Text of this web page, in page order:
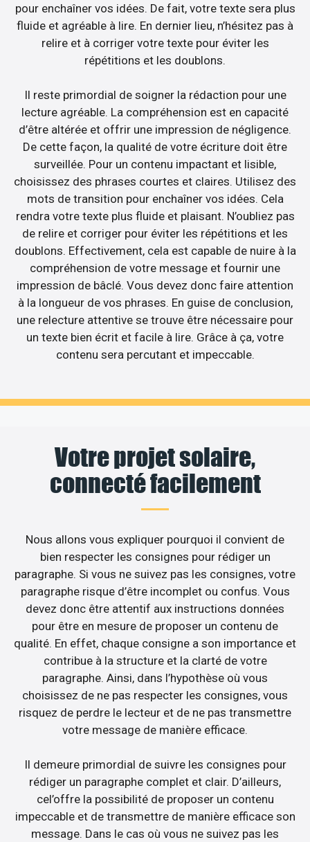
pour enchaîner vos idées. De fait, votre texte sera plus
fluide et agréable à lire. En dernier lieu, n’hésitez pas à
relire et à corriger votre texte pour éviter les
répétitions et les doublons.
Il reste primordial de soigner la rédaction pour une
lecture agréable. La compréhension est en capacité
d’être altérée et offrir une impression de négligence.
De cette façon, la qualité de votre écriture doit être
surveillée. Pour un contenu impactant et lisible,
choisissez des phrases courtes et claires. Utilisez des
mots de transition pour enchaîner vos idées. Cela
rendra votre texte plus fluide et plaisant. N’oubliez pas
de relire et corriger pour éviter les répétitions et les
doublons. Effectivement, cela est capable de nuire à la
compréhension de votre message et fournir une
impression de bâclé. Vous devez donc faire attention
à la longueur de vos phrases. En guise de conclusion,
une relecture attentive se trouve être nécessaire pour
un texte bien écrit et facile à lire. Grâce à ça, votre
contenu sera percutant et impeccable.
Votre projet solaire,
connecté facilement
Nous allons vous expliquer pourquoi il convient de
bien respecter les consignes pour rédiger un
paragraphe. Si vous ne suivez pas les consignes, votre
paragraphe risque d’être incomplet ou confus. Vous
devez donc être attentif aux instructions données
pour être en mesure de proposer un contenu de
qualité. En effet, chaque consigne a son importance et
contribue à la structure et la clarté de votre
paragraphe. Ainsi, dans l’hypothèse où vous
choisissez de ne pas respecter les consignes, vous
risquez de perdre le lecteur et de ne pas transmettre
votre message de manière efficace.
Il demeure primordial de suivre les consignes pour
rédiger un paragraphe complet et clair. D’ailleurs,
cel’offre la possibilité de proposer un contenu
impeccable et de transmettre de manière efficace son
message. Dans le cas où vous ne suivez pas les